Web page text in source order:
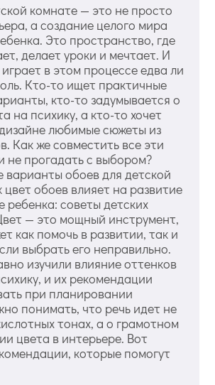
комнате — это не просто
а создание целого мира
Это пространство, где
делает уроки и мечтает. И
в этом процессе едва ли
Кто-то ищет практичные
кто-то задумывается о
на психику, а кто-то хочет
любимые сюжеты из
Как же совместить все эти
не прогадать с выбором?
варианты обоев для детской
обоев влияет на развитие
ребенка: советы детских
— это мощный инструмент,
как помочь в развитии, так и
выбрать его неправильно.
изучили влияние оттенков
и их рекомендации
при планировании
понимать, что речь идет не
тонах, а о грамотном
цвета в интерьере. Вот
которые помогут